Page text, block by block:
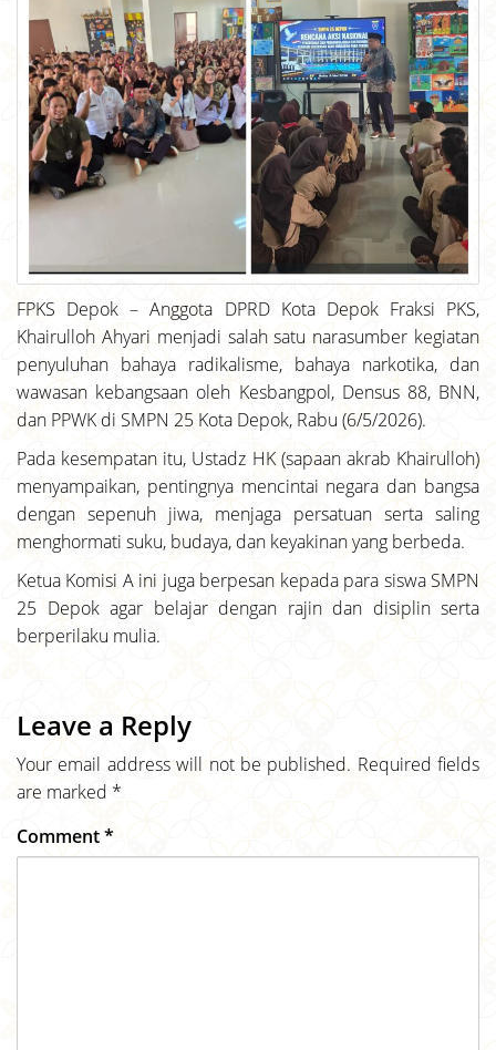
FPKS Depok – Anggota DPRD Kota Depok Fraksi PKS,
Khairulloh Ahyari menjadi salah satu narasumber kegiatan
penyuluhan bahaya radikalisme, bahaya narkotika, dan
wawasan kebangsaan oleh Kesbangpol, Densus 88, BNN,
dan PPWK di SMPN 25 Kota Depok, Rabu (6/5/2026).
Pada kesempatan itu, Ustadz HK (sapaan akrab Khairulloh)
menyampaikan, pentingnya mencintai negara dan bangsa
dengan sepenuh jiwa, menjaga persatuan serta saling
menghormati suku, budaya, dan keyakinan yang berbeda.
Ketua Komisi A ini juga berpesan kepada para siswa SMPN
25 Depok agar belajar dengan rajin dan disiplin serta
berperilaku mulia.
Leave a Reply
Your email address will not be published. Required fields
are marked *
Comment*